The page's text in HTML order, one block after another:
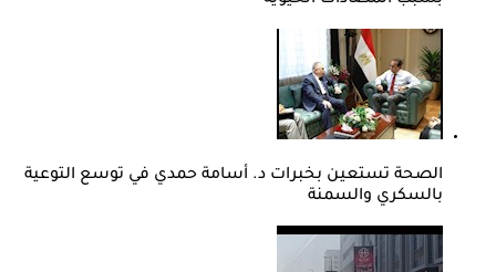
الصحة تستعين بخبرات د. أسامة حمدي في توسع التوعية
بالسكري والسمنة